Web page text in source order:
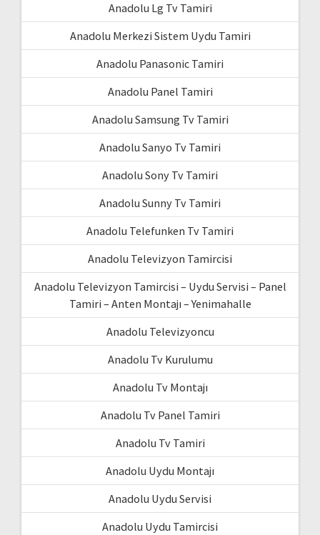
Anadolu Lg Tv Tamiri
Anadolu Merkezi Sistem Uydu Tamiri
Anadolu Panasonic Tamiri
Anadolu Panel Tamiri
Anadolu Samsung Tv Tamiri
Anadolu Sanyo Tv Tamiri
Anadolu Sony Tv Tamiri
Anadolu Sunny Tv Tamiri
Anadolu Telefunken Tv Tamiri
Anadolu Televizyon Tamircisi
Anadolu Televizyon Tamircisi – Uydu Servisi – Panel
Tamiri – Anten Montajı – Yenimahalle
Anadolu Televizyoncu
Anadolu Tv Kurulumu
Anadolu Tv Montajı
Anadolu Tv Panel Tamiri
Anadolu Tv Tamiri
Anadolu Uydu Montajı
Anadolu Uydu Servisi
Anadolu Uydu Tamircisi